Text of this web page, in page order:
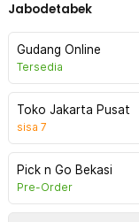
Jabodetabek
Gudang Online
Tersedia
Toko Jakarta Pusat
sisa 7
Pick n Go Bekasi
Pre-Order